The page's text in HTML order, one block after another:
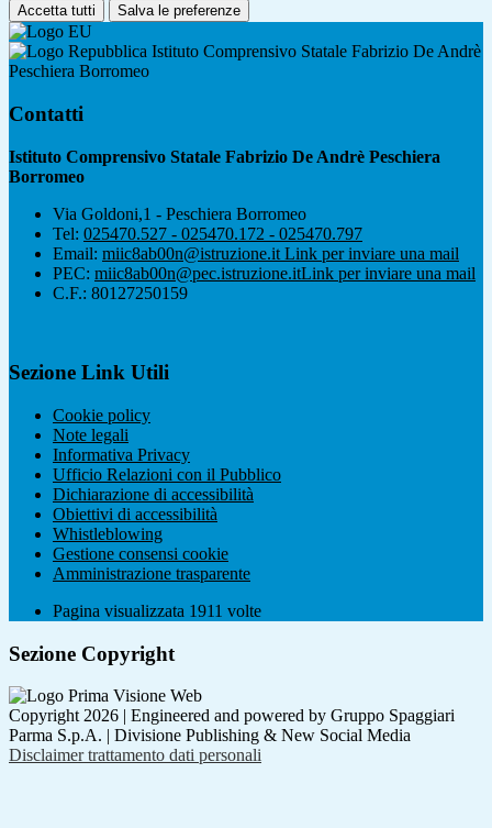
Accetta tutti Salva le preferenze
Istituto Comprensivo Statale Fabrizio De Andrè
Peschiera Borromeo
Contatti
Istituto Comprensivo Statale Fabrizio De Andrè Peschiera
Borromeo
Via Goldoni,1 - Peschiera Borromeo
Tel: 025470.527 - 025470.172 - 025470.797
Email: miic8ab00n@istruzione.it Link per inviare una mail
PEC: miic8ab00n@pec.istruzione.itLink per inviare una mail
C.F.: 80127250159
Sezione Link Utili
Cookie policy
Note legali
Informativa Privacy
Ufficio Relazioni con il Pubblico
Dichiarazione di accessibilità
Obiettivi di accessibilità
Whistleblowing
Gestione consensi cookie
Amministrazione trasparente
Pagina visualizzata 1911 volte
Sezione Copyright
Copyright 2026 | Engineered and powered by Gruppo Spaggiari
Parma S.p.A. | Divisione Publishing & New Social Media
Disclaimer trattamento dati personali